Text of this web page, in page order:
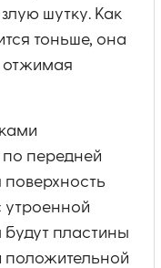
шутку. Как
тоньше, она
отжимая
по передней
поверхность
утроенной
пластины
положительной